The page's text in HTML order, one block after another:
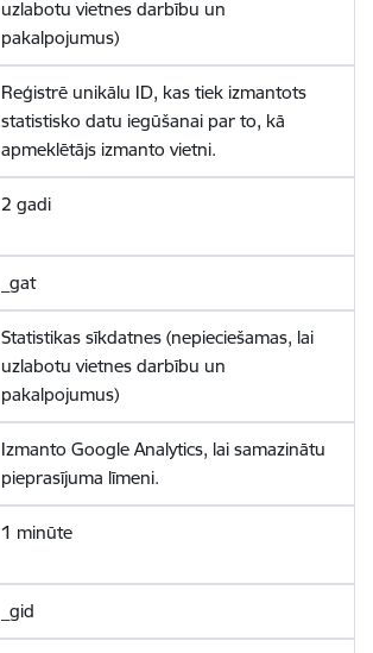
uzlabotu vietnes darbību un
pakalpojumus)
Reģistrē unikālu ID, kas tiek izmantots
statistisko datu iegūšanai par to, kā
apmeklētājs izmanto vietni.
2 gadi
_gat
Statistikas sīkdatnes (nepieciešamas, lai
uzlabotu vietnes darbību un
pakalpojumus)
Izmanto Google Analytics, lai samazinātu
pieprasījuma līmeni.
1 minūte
_gid